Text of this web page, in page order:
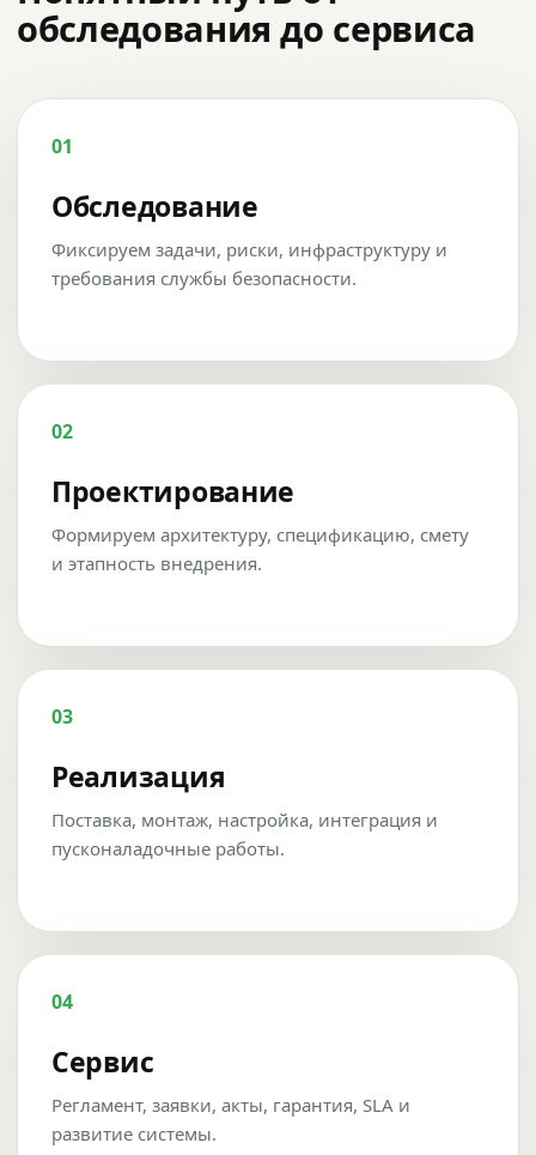
обследования до сервиса
01
Обследование
Фиксируем задачи, риски, инфраструктуру и
требования службы безопасности.
02
Проектирование
Формируем архитектуру, спецификацию, смету
и этапность внедрения.
03
Реализация
Поставка, монтаж, настройка, интеграция и
пусконаладочные работы.
04
Сервис
Регламент, заявки, акты, гарантия, SLA и
развитие системы.